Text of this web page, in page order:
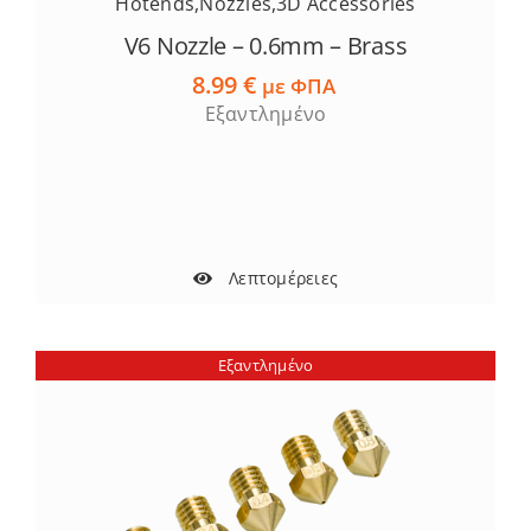
V6 Nozzle – 0.6mm – Brass
8.99€ με ΦΠΑ
Εξαντλημένο
Λεπτομέρειες
Εξαντλημένο